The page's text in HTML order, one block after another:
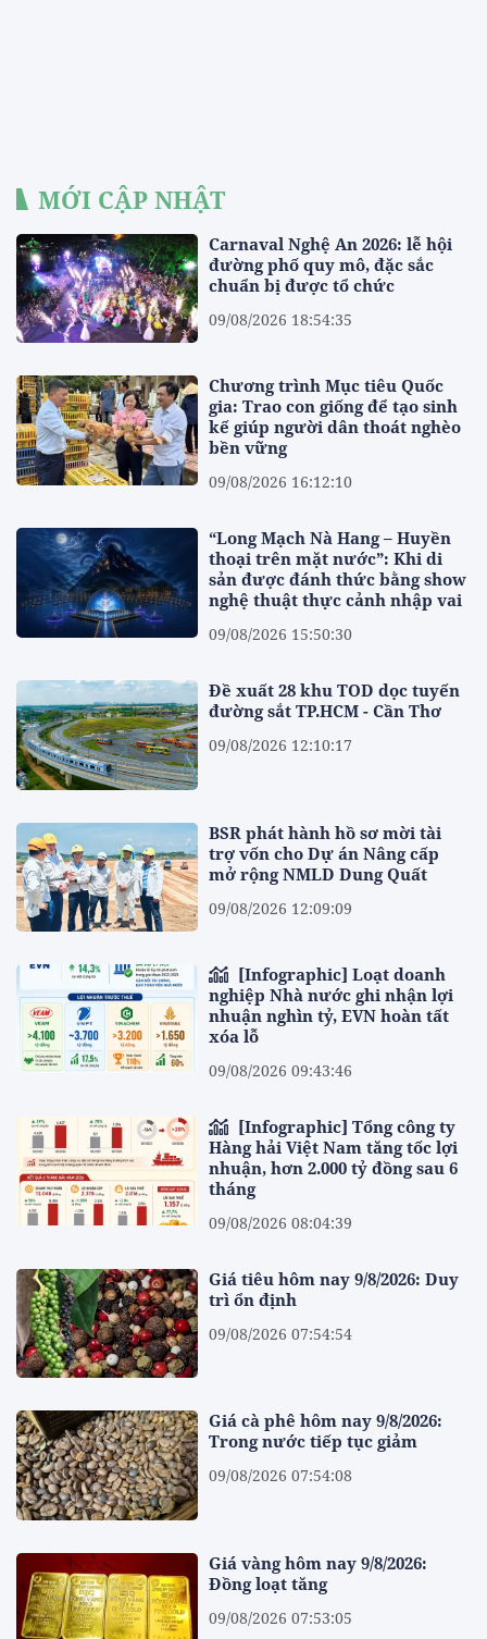
MỚI CẬP NHẬT
Carnaval Nghệ An 2026: lễ hội
đường phố quy mô, đặc sắc
chuẩn bị được tổ chức
09/08/2026 18:54:35
Chương trình Mục tiêu Quốc
gia: Trao con giống để tạo sinh
kế giúp người dân thoát nghèo
bền vững
09/08/2026 16:12:10
“Long Mạch Nà Hang – Huyền
thoại trên mặt nước”: Khi di
sản được đánh thức bằng show
nghệ thuật thực cảnh nhập vai
09/08/2026 15:50:30
Đề xuất 28 khu TOD dọc tuyến
đường sắt TP.HCM - Cần Thơ
09/08/2026 12:10:17
BSR phát hành hồ sơ mời tài
trợ vốn cho Dự án Nâng cấp
mở rộng NMLD Dung Quất
09/08/2026 12:09:09
nghiệp Nhà nước ghi nhận lợi
nhuận nghìn tỷ, EVN hoàn tất
xóa lỗ
09/08/2026 09:43:46
Hàng hải Việt Nam tăng tốc lợi
nhuận, hơn 2.000 tỷ đồng sau 6
tháng
09/08/2026 08:04:39
Giá tiêu hôm nay 9/8/2026: Duy
trì ổn định
09/08/2026 07:54:54
Giá cà phê hôm nay 9/8/2026:
Trong nước tiếp tục giảm
09/08/2026 07:54:08
Giá vàng hôm nay 9/8/2026:
Đồng loạt tăng
09/08/2026 07:53:05